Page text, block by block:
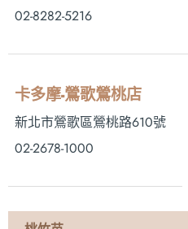
02-8282-5216
卡多摩-鶯歌鶯桃店
新北市鶯歌區鶯桃路610號
02-2678-1000